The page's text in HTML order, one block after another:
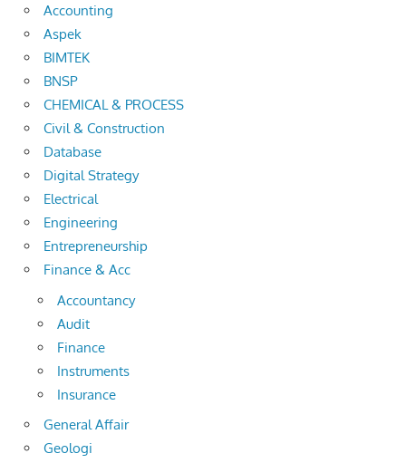
Accounting
Aspek
BIMTEK
BNSP
CHEMICAL & PROCESS
Civil & Construction
Database
Digital Strategy
Electrical
Engineering
Entrepreneurship
Finance & Acc
Accountancy
Audit
Finance
Instruments
Insurance
General Affair
Geologi